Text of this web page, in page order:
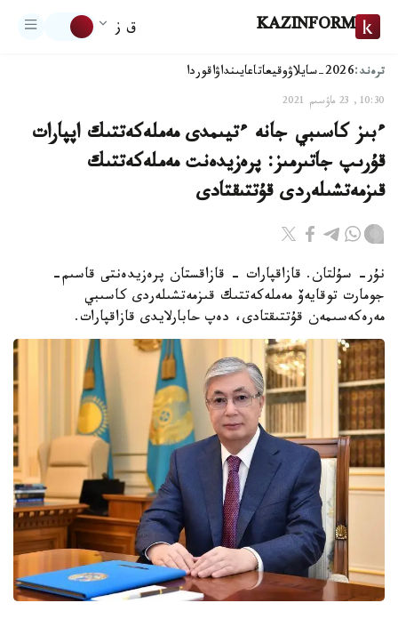
KAZINFORM ق ز
ترەند:2026-سايلاۋ وقيعاتاعايىنداۋاقوردا
10:30, 23 ماۋسىم 2021
ءبىز كاسىبي جانە ءتيىمدى مەملەكەتتىك اپپارات
قۇرىپ جاتىرمىز: پرەزيدەنت مەملەكەتتىك
قىزمەتشىلەردى قۇتتىقتادى
نۇر- سۇلتان. قازاقپارات - قازاقستان پرەزيدەنتى قاسىم-
جومارت توقايەۆ مەملەكەتتىك قىزمەتشىلەردى كاسىبي
مەرەكەسىمەن قۇتتىقتادى، دەپ حابارلايدى قازاقپارات.